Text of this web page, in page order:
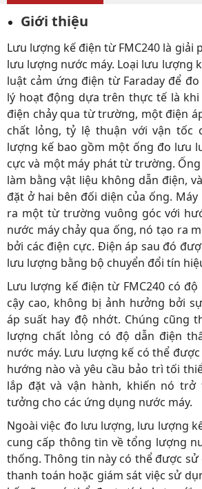
Giới thiệu
Lưu lượng kế điện từ FMC240 là giải
lưu lượng nước máy. Loại lưu lượng
luật cảm ứng điện từ Faraday để
lý hoạt động dựa trên thực tế là
điện chảy qua từ trường, một điện
chất lỏng, tỷ lệ thuận với vận tốc
lượng kế bao gồm một ống đo lưu
cực và một máy phát từ trường.
làm bằng vật liệu không dẫn điện,
đặt ở hai bên đối diện của ống.
ra một từ trường vuông góc với
nước máy chảy qua ống, nó tạo ra
bởi các điện cực. Điện áp sau đó
lưu lượng bằng bộ chuyển đổi tín
Lưu lượng kế điện từ FMC240 có
cậy cao, không bị ảnh hưởng bởi
áp suất hay độ nhớt. Chúng cũng
lượng chất lỏng có độ dẫn điện
nước máy. Lưu lượng kế có thể
hướng nào và yêu cầu bảo trì tối
lắp đặt và vận hành, khiến nó trở
tưởng cho các ứng dụng nước máy.
Ngoài việc đo lưu lượng, lưu lượng
cung cấp thông tin về tổng lượng
thống. Thông tin này có thể được
thanh toán hoặc giám sát việc sử